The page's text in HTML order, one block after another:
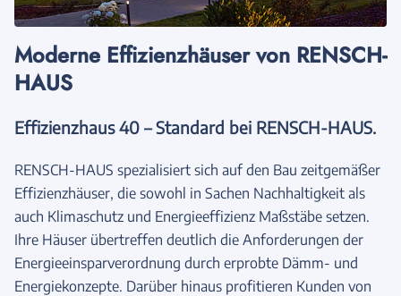
Moderne Effizienzhäuser von RENSCH-
HAUS
Effizienzhaus 40 – Standard bei RENSCH-HAUS.
RENSCH-HAUS spezialisiert sich auf den Bau zeitgemäßer
Effizienzhäuser, die sowohl in Sachen Nachhaltigkeit als
auch Klimaschutz und Energieeffizienz Maßstäbe setzen.
Ihre Häuser übertreffen deutlich die Anforderungen der
Energieeinsparverordnung durch erprobte Dämm- und
Energiekonzepte. Darüber hinaus profitieren Kunden von